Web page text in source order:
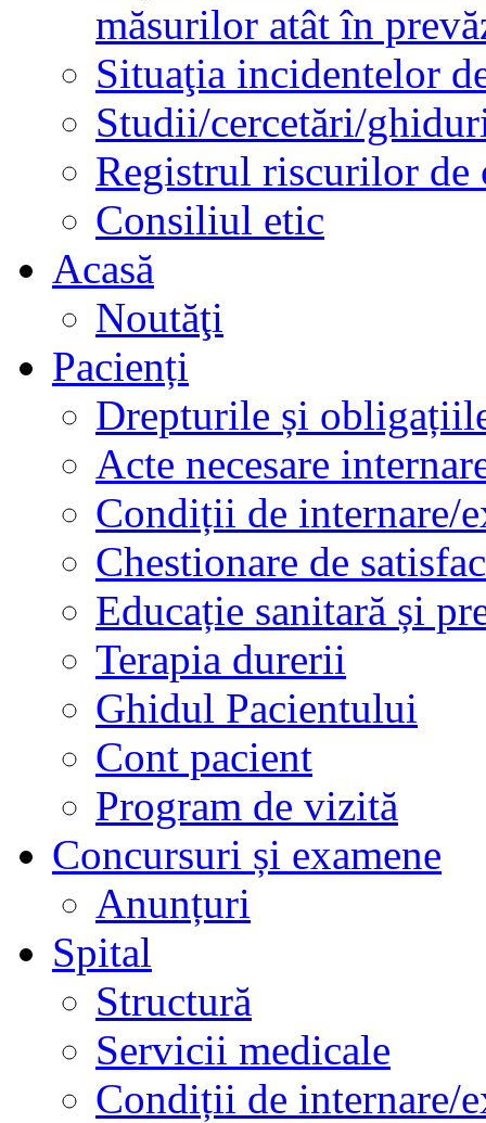
măsurilor atât în
Situaţia incidentelor
Studii/cercetări/
Registrul riscurilor de
Consiliul etic
Acasă
Noutăţi
Pacienți
Drepturile și
Acte necesare
Condiții de internare/
Chestionare de
Educație sanitară și
Terapia durerii
Ghidul Pacientului
Cont pacient
Program de vizită
Concursuri și examene
Anunțuri
Spital
Structură
Servicii medicale
Condiții de internare/